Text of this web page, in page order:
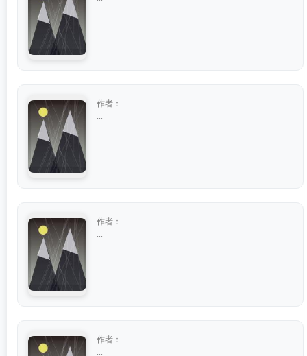
作者：
作者：
作者：